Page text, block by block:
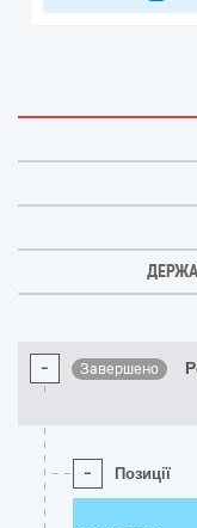
- Завершено
- Позиції